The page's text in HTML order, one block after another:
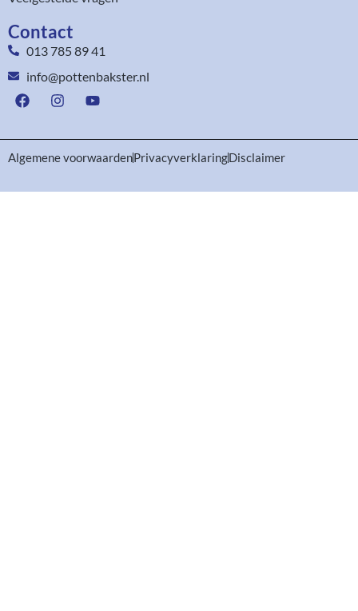
Contact
013 785 89 41
info@pottenbakster.nl
Algemene voorwaardenPrivacyverklaringDisclaimer